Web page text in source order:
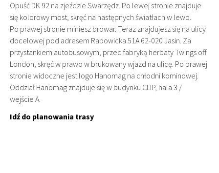
Opuść DK 92 na zjeździe Swarzędz. Po lewej stronie znajduje
się kolorowy most, skręć na następnych światłach w lewo.
Po prawej stronie miniesz browar. Teraz znajdujesz się na ulicy
docelowej pod adresem Rabowicka 51A 62-020 Jasin. Za
przystankiem autobusowym, przed fabryką herbaty Twings off
London, skręć w prawo w brukowany wjazd na ulicę. Po prawej
stronie widoczne jest logo Hanomag na chłodni kominowej.
Oddział Hanomag znajduje się w budynku CLIP, hala 3 /
wejście A.
Idź do planowania trasy